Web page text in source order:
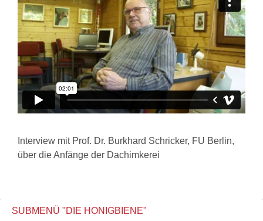
Interview mit Prof. Dr. Burkhard Schricker, FU Berlin,
über die Anfänge der Dachimkerei
SUBMENÜ "DIE HONIGBIENE"